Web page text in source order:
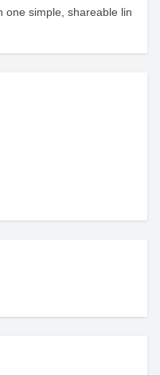
one simple, shareable lin